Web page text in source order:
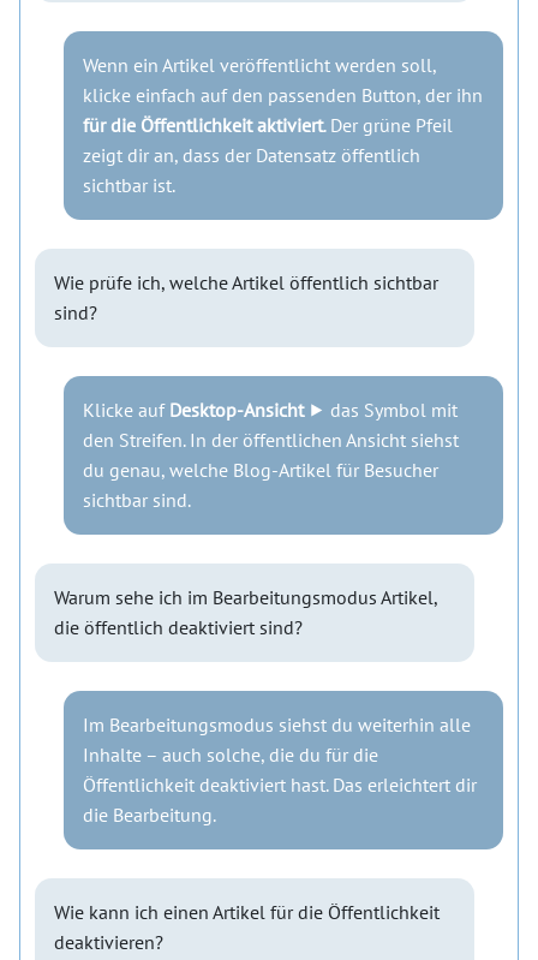
Wenn ein Artikel veröffentlicht werden soll,
klicke einfach auf den passenden Button, der ihn
für die Öffentlichkeit aktiviert. Der grüne Pfeil
zeigt dir an, dass der Datensatz öffentlich
sichtbar ist.
Wie prüfe ich, welche Artikel öffentlich sichtbar
sind?
Klicke auf Desktop-Ansicht⯈ das Symbol mit
den Streifen. In der öffentlichen Ansicht siehst
du genau, welche Blog-Artikel für Besucher
sichtbar sind.
Warum sehe ich im Bearbeitungsmodus Artikel,
die öffentlich deaktiviert sind?
Im Bearbeitungsmodus siehst du weiterhin alle
Inhalte – auch solche, die du für die
Öffentlichkeit deaktiviert hast. Das erleichtert dir
die Bearbeitung.
Wie kann ich einen Artikel für die Öffentlichkeit
deaktivieren?